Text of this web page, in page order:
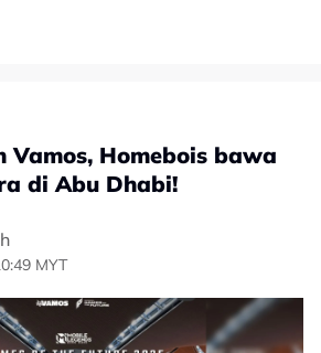
Vamos, Homebois bawa
di Abu Dhabi!
MYT